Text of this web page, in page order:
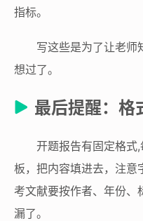
指标。
写这些是为了让老师
想过了。
最后提醒：格
开题报告有固定格式
板，把内容填进去，注意
考文献要按作者、年份、
漏了。